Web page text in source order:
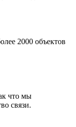
2000 объектов
что мы
связи.